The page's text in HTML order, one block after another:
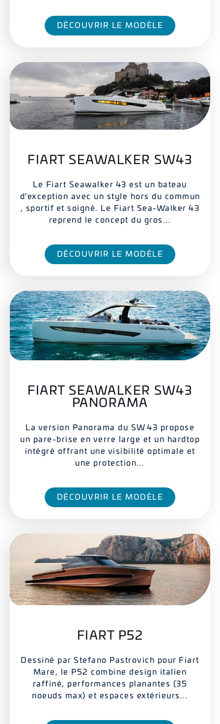
DÉCOUVRIR LE MODÈLE
FIART SEAWALKER SW43
Le Fiart Seawalker 43 est un bateau
d'exception avec un style hors du commun
, sportif et soigné. Le Fiart Sea-Walker 43
reprend le concept du gros...
DÉCOUVRIR LE MODÈLE
FIART SEAWALKER SW43
PANORAMA
La version Panorama du SW 43 propose
un pare-brise en verre large et un hardtop
intégré offrant une visibilité optimale et
une protection...
DÉCOUVRIR LE MODÈLE
FIART P52
Dessiné par Stefano Pastrovich pour Fiart
Mare, le P52 combine design italien
raffiné, performances planantes (35
noeuds max) et espaces extérieurs...